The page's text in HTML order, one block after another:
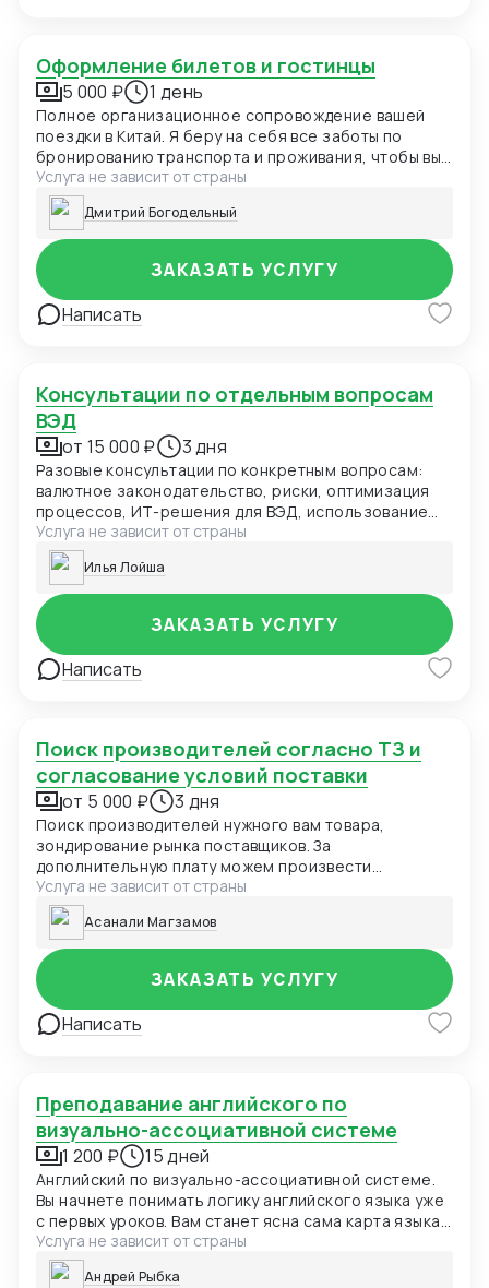
Оформление билетов и гостинцы
5 000 ₽ 1 день
Полное организационное сопровождение вашей
поездки в Китай. Я беру на себя все заботы по
бронированию транспорта и проживания, чтобы вы
могли сосредоточиться на своих деловых задачах.
Услуга не зависит от страны
Дмитрий Богодельный
Написать
ЗАКАЗАТЬ УСЛУГУ
Консультации по отдельным вопросам
ВЭД
от 15 000 ₽ 3 дня
Разовые консультации по конкретным вопросам:
валютное законодательство, риски, оптимизация
процессов, ИТ-решения для ВЭД, использование
ИИ и других онлайн инструментов в работе по ВЭД.
Услуга не зависит от страны
Илья Лойша
Написать
ЗАКАЗАТЬ УСЛУГУ
Поиск производителей согласно ТЗ и
согласование условий поставки
от 5 000 ₽ 3 дня
Поиск производителей нужного вам товара,
зондирование рынка поставщиков. За
дополнительную плату можем произвести
инспекцию завода, партии и процесса
изготовления; затаможку/растаможку, наладить
доставку до базиса заказчика, получение образцов
Услуга не зависит от страны
Асанали Магзамов
Написать
ЗАКАЗАТЬ УСЛУГУ
Преподавание английского по
визуально-ассоциативной системе
1 200 ₽ 15 дней
Английский по визуально-ассоциативной системе.
Вы начнете понимать логику английского языка уже
с первых уроков. Вам станет ясна сама карта языка,
без нудных академических конструкций. Вы поймете
язык так, как понимаете свой родной.
Услуга не зависит от страны
Андрей Рыбка